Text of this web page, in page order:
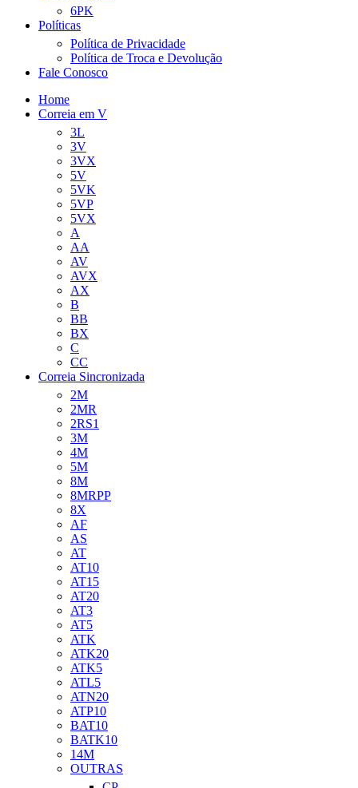
6PK
Políticas
Política de Privacidade
Política de Troca e Devolução
Fale Conosco
Home
Correia em V
3L
3V
3VX
5V
5VK
5VP
5VX
A
AA
AV
AVX
AX
B
BB
BX
C
CC
Correia Sincronizada
2M
2MR
2RS1
3M
4M
5M
8M
8MRPP
8X
AF
AS
AT
AT10
AT15
AT20
AT3
AT5
ATK
ATK20
ATK5
ATL5
ATN20
ATP10
BAT10
BATK10
14M
OUTRAS